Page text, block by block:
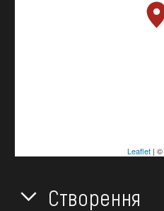
Leaflet| ©
Створення